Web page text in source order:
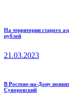
На территории старого
рублей
21.03.2023
В Ростове-на-Дону
Суворовский